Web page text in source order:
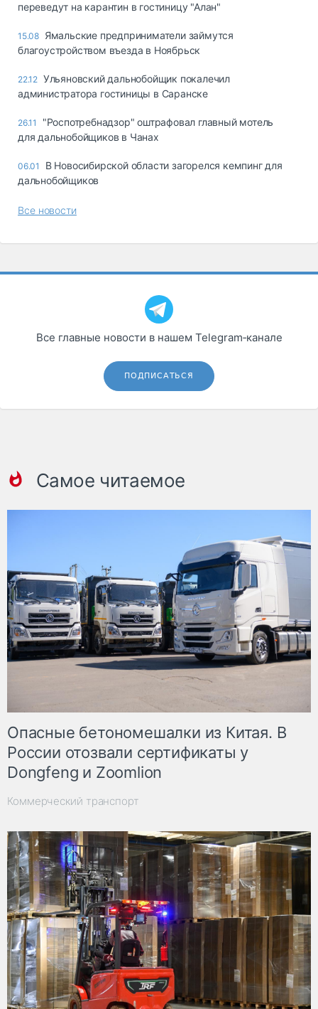
Топливо, масла и
переведут на карантин в гостиницу "Алан"
15.08 Ямальские предприниматели займутся
благоустройством въезда в Ноябрьск
22.12 Ульяновский дальнобойщик покалечил
администратора гостиницы в Саранске
26.11
"Роспотребнадзор" оштрафовал главный мотель
для дальнобойщиков в Чанах
06.01
В Новосибирской области загорелся кемпинг для
дальнобойщиков
Все новости
Все главные новости в нашем Telegram‑канале
ПОДПИСАТЬСЯ
Самое читаемое
Опасные бетономешалки из Китая. В
России отозвали сертификаты у
Dongfeng и Zoomlion
Коммерческий транспорт